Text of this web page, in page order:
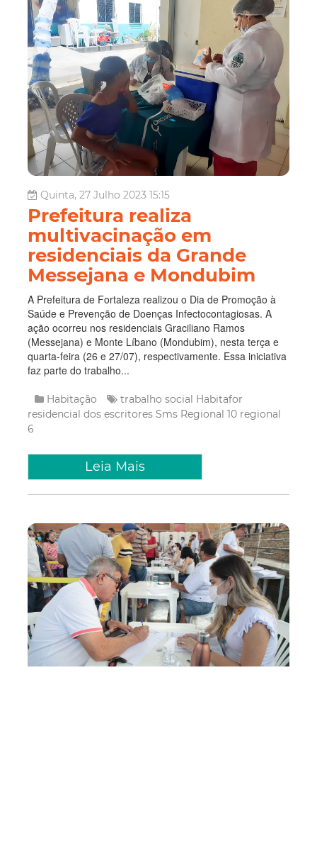
Quinta, 27 Julho 2023 15:15
Prefeitura realiza
multivacinação em
residenciais da Grande
Messejana e Mondubim
A Prefeitura de Fortaleza realizou o Dia de Promoção à
Saúde e Prevenção de Doenças Infectocontagiosas. A
ação ocorreu nos residenciais Graciliano Ramos
(Messejana) e Monte Líbano (Mondubim), nesta terça e
quarta-feira (26 e 27/07), respectivamente. Essa iniciativa
faz parte do trabalho...
Habitação trabalho social Habitafor
residencial dos escritores Sms Regional 10 regional
6
Leia Mais